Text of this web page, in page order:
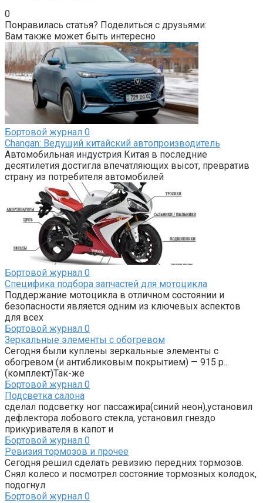
0
Понравилась статья? Поделиться с друзьями:
Вам также может быть интересно
Бортовой журнал 0
Changan: Ведущий китайский автопроизводитель
Автомобильная индустрия Китая в последние
десятилетия достигла впечатляющих высот, превратив
страну из потребителя автомобилей
Бортовой журнал 0
Специфика подбора запчастей для мотоцикла
Поддержание мотоцикла в отличном состоянии и
безопасности является одним из ключевых аспектов
для всех
Бортовой журнал 0
Зеркальные элементы с обогревом
Сегодня были куплены зеркальные элементы с
обогревом (и антибликовым покрытием) — 915 р..
(комплект)Так-же
Бортовой журнал 0
Подсветка салона
сделал подсветку ног пассажира(синий неон),установил
дефлектора лобового стекла, установил гнездо
прикуривателя в капот и
Бортовой журнал 0
Ревизия тормозов и прочее
Сегодня решил сделать ревизию передних тормозов.
Снял колесо и посмотрел состояние тормозных колодок,
подогнул
Бортовой журнал 0